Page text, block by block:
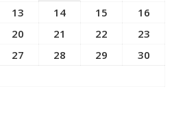
13 14 15
16
20 21 22
23
27 28 29
30